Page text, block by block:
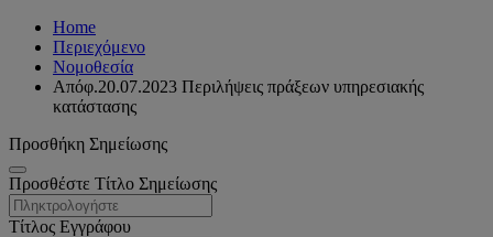
Home
Περιεχόμενο
Νομοθεσία
Απόφ.20.07.2023 Περιλήψεις πράξεων υπηρεσιακής
κατάστασης
Προσθήκη Σημείωσης
Προσθέστε Τίτλο Σημείωσης
Τίτλος Εγγράφου